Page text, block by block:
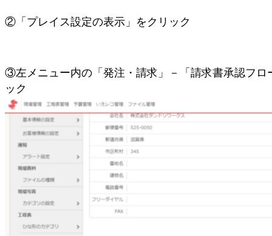
②「プレイス設定の表示」をクリック
③左メニュー内の「発注・請求」－「請求書承認フロ
ック